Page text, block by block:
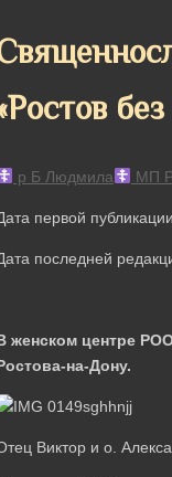
р Б Людмила МП
первой
последней
женском центре
на-Дону.
Виктор и о.